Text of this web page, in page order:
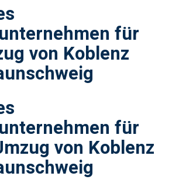
für
von Koblenz
für
von Koblenz